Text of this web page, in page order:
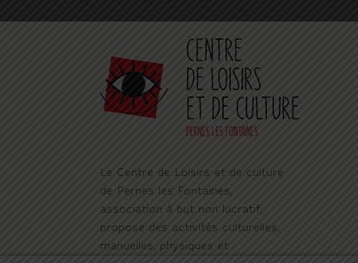
Le Centre de Loisirs et de culture
de Pernes les Fontaines,
association à but non lucratif,
propose des activités culturelles,
manuelles, physiques et